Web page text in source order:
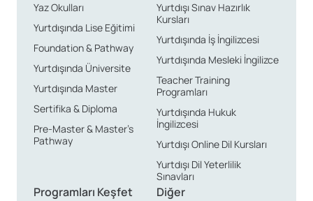
Yaz Okulları
Yurtdışında Lise Eğitimi
Foundation & Pathway
Yurtdışında Üniversite
Yurtdışında Master
Sertifika & Diploma
Pre-Master & Master’s
Pathway
Yurtdışı Sınav Hazırlık
Kursları
Yurtdışında İş İngilizcesi
Yurtdışında Mesleki İngilizce
Teacher Training
Programları
Yurtdışında Hukuk
İngilizcesi
Yurtdışı Online Dil Kursları
Yurtdışı Dil Yeterlilik
Sınavları
Programları Keşfet Diğer